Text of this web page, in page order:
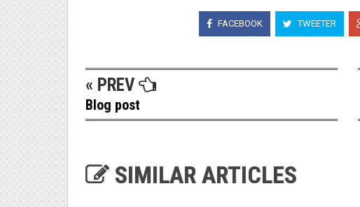
FACEBOOK TWEETER
« PREV
Blog post
SIMILAR ARTICLES